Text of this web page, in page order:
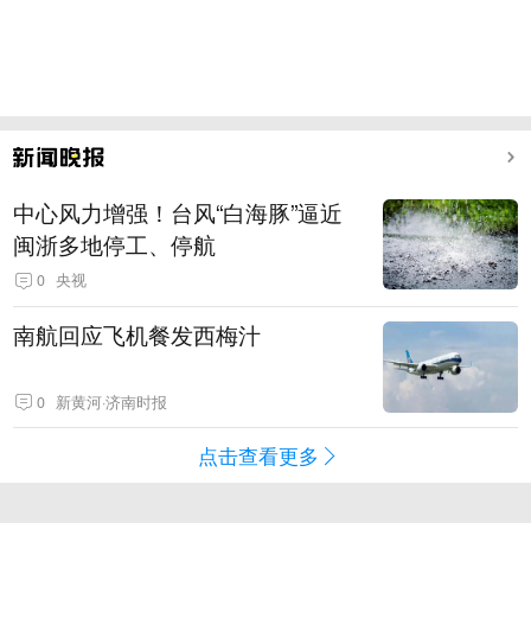
中心风力增强！台风“白海豚”逼近
闽浙多地停工、停航
0 央视
南航回应飞机餐发西梅汁
0 新黄河·济南时报
点击查看更多